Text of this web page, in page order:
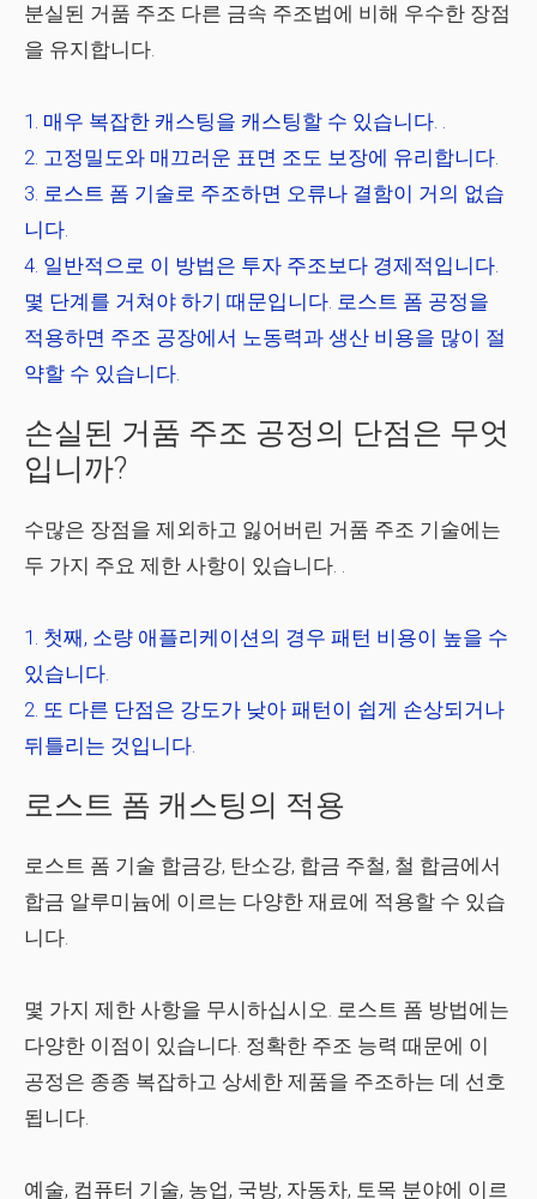
분실된 거품 주조 다른 금속 주조법에 비해 우수한 장점
을 유지합니다.
매우 복잡한 캐스팅을 캐스팅할 수 있습니다. .
고정밀도와 매끄러운 표면 조도 보장에 유리합니다.
로스트 폼 기술로 주조하면 오류나 결함이 거의 없습
니다.
일반적으로 이 방법은 투자 주조보다 경제적입니다.
몇 단계를 거쳐야 하기 때문입니다. 로스트 폼 공정을
적용하면 주조 공장에서 노동력과 생산 비용을 많이 절
약할 수 있습니다.
손실된 거품 주조 공정의 단점은 무엇
입니까?
수많은 장점을 제외하고 잃어버린 거품 주조 기술에는
두 가지 주요 제한 사항이 있습니다. .
첫째, 소량 애플리케이션의 경우 패턴 비용이 높을 수
있습니다.
또 다른 단점은 강도가 낮아 패턴이 쉽게 손상되거나
뒤틀리는 것입니다.
로스트 폼 캐스팅의 적용
로스트 폼 기술 합금강, 탄소강, 합금 주철, 철 합금에서
합금 알루미늄에 이르는 다양한 재료에 적용할 수 있습
니다.
몇 가지 제한 사항을 무시하십시오. 로스트 폼 방법에는
다양한 이점이 있습니다. 정확한 주조 능력 때문에 이
공정은 종종 복잡하고 상세한 제품을 주조하는 데 선호
됩니다.
예술, 컴퓨터 기술, 농업, 국방, 자동차, 토목 분야에 이르